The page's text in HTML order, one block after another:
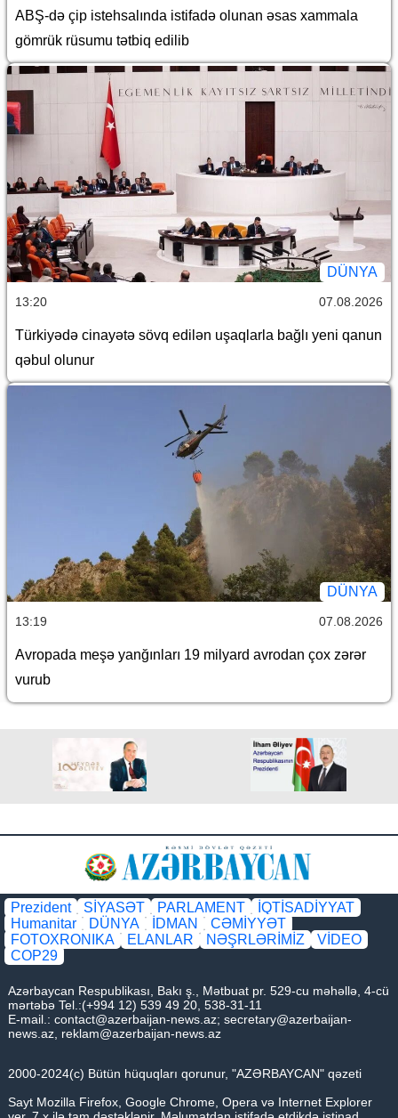
ABŞ-də çip istehsalında istifadə olunan əsas xammala
gömrük rüsumu tətbiq edilib
DÜNYA
13:20 07.08.2026
Türkiyədə cinayətə sövq edilən uşaqlarla bağlı yeni qanun
qəbul olunur
DÜNYA
13:19 07.08.2026
Avropada meşə yanğınları 19 milyard avrodan çox zərər
vurub
Prezident SİYASƏT PARLAMENT
İQTİSADİYYAT
Humanitar
DÜNYA İDMAN
CƏMİYYƏT
FOTOXRONIKA
ELANLAR NƏŞRLƏRİMİZ
VİDEO
COP29
Azərbaycan Respublikası, Bakı ş., Mətbuat pr. 529-cu məhəllə, 4-cü
mərtəbə Tel.:(+994 12) 539 49 20, 538-31-11
E-mail.: contact@azerbaijan-news.az; secretary@azerbaijan-
news.az reklam@azerbaijan-news.az
2000-2024(c) Bütün hüquqları qorunur, "AZƏRBAYCAN" qəzeti
Sayt Mozilla Firefox, Google Chrome, Opera və Internet Explorer